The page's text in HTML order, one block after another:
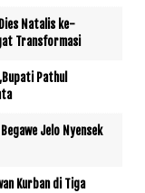
Natalis ke-
Transformasi
Pathul
Jelo Nyensek
Kurban di Tiga